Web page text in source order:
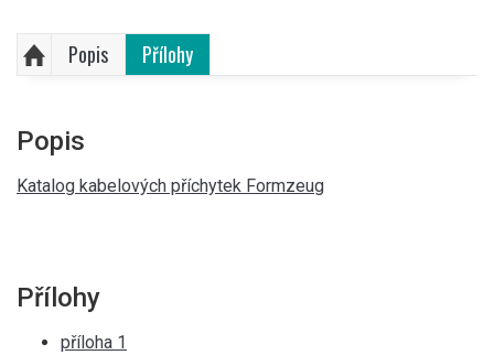
Popis Přílohy
Popis
Katalog kabelových příchytek Formzeug
Přílohy
příloha 1